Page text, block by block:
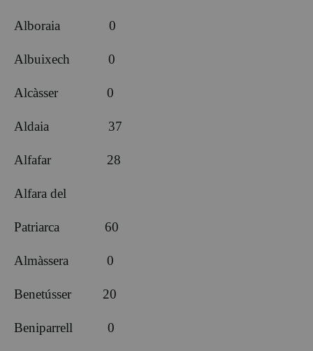
Alboraia 0
Albuixech 0
Alcàsser 0
Aldaia 37
Alfafar 28
Alfara del
Patriarca 60
Almàssera 0
Benetússer 20
Beniparrell 0